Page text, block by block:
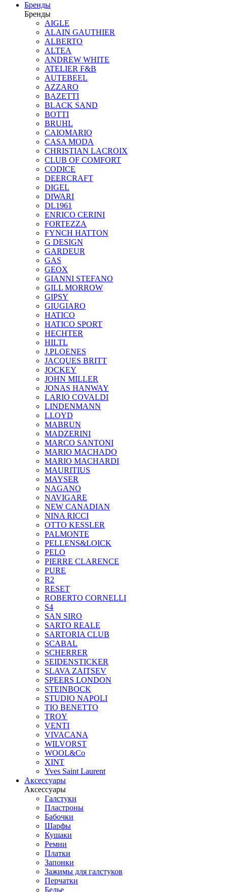
Бренды
Бренды
AIGLE
ALAIN GAUTHIER
ALBERTO
ALTEA
ANDREW WHITE
ATELIER F&B
AUTEBEEL
AZZARO
BAZETTI
BLACK SAND
BOTTI
BRUHL
CAIOMARIO
CASA MODA
CHRISTIAN LACROIX
CLUB OF COMFORT
CODICE
DEERCRAFT
DIGEL
DIWARI
DL1961
ENRICO CERINI
FORTEZZA
FYNCH HATTON
G DESIGN
GARDEUR
GAS
GEOX
GIANNI STEFANO
GILL MORROW
GIPSY
GIUGIARO
HATICO
HATICO SPORT
HECHTER
HILTL
J.PLOENES
JAСQUES BRITT
JOCKEY
JOHN MILLER
JONAS HANWAY
LARIO COVALDI
LINDENMANN
LLOYD
MABRUN
MADZERINI
MARCO SANTONI
MARIO MACHADO
MARIO MACHARDI
MAURITIUS
MAYSER
NAGANO
NAVIGARE
NEW CANADIAN
NINA RICCI
OTTO KESSLER
PALMONTE
PELLENS&LOICK
PELO
PIERRE CLARENCE
PURE
R2
RESET
ROBERTO CORNELLI
S4
SAN SIRO
SARTO REALE
SARTORIA CLUB
SCABAL
SCHERRER
SEIDENSTICKER
SLAVA ZAITSEV
SPEERS LONDON
STEINBOCK
STUDIO NAPOLI
TIO BENETTO
TROY
VENTI
VIVACANA
WILVORST
WOOL&Co
XINT
Yves Saint Laurent
Аксессуары
Аксессуары
Галстуки
Пластроны
Бабочки
Шарфы
Кушаки
Ремни
Платки
Запонки
Зажимы для галстуков
Перчатки
Белье